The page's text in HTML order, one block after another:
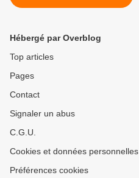
Hébergé par Overblog
Top articles
Pages
Contact
Signaler un abus
C.G.U.
Cookies et données personnelles
Préférences cookies